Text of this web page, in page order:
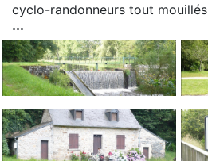
cyclo-randonneurs tout mouillés